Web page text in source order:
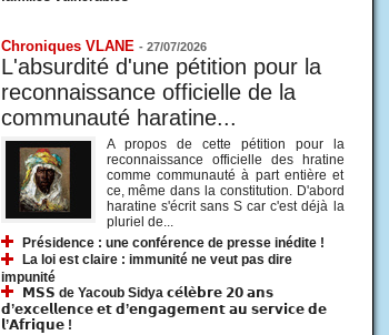
Chroniques VLANE - 27/07/2026
L'absurdité d'une pétition pour la
reconnaissance officielle de la
communauté haratine...
A propos de cette pétition pour la
reconnaissance officielle des hratine
comme communauté à part entière et
ce, même dans la constitution. D'abord
haratine s'écrit sans S car c'est déjà la
pluriel de...
Présidence : une conférence de presse inédite !
La loi est claire : immunité ne veut pas dire
impunité
𝗠𝗦𝗦 de Yacoub Sidya 𝗰𝗲́𝗹𝗲̀𝗯𝗿𝗲 𝟮𝟬 𝗮𝗻𝘀
𝗱’𝗲𝘅𝗰𝗲𝗹𝗹𝗲𝗻𝗰𝗲 𝗲𝘁 𝗱’𝗲𝗻𝗴𝗮𝗴𝗲𝗺𝗲𝗻𝘁 𝗮𝘂 𝘀𝗲𝗿𝘃𝗶𝗰𝗲 𝗱𝗲
𝗹’𝗔𝗳𝗿𝗶𝗾𝘂𝗲 !